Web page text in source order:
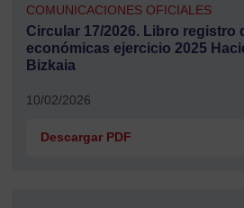
COMUNICACIONES OFICIALES
Circular 17/2026. Libro registro
económicas ejercicio 2025
Bizkaia
10/02/2026
Descargar PDF